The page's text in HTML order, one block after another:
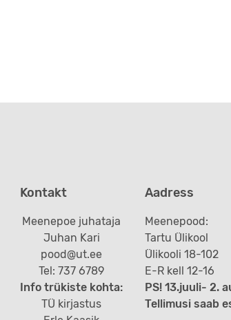
Kontakt
Meenepoe juhataja
Juhan Kari
pood@ut.ee
Tel: 737 6789
Info trükiste kohta:
TÜ kirjastus
Aadress
Meenepood:
Tartu Ülikool
Ülikooli 18-102
E-R kell 12-16
PS! 13.juuli- 2.
Tellimusi saab